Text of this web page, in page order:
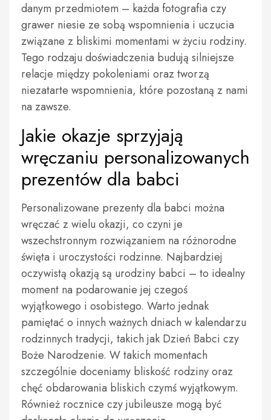
danym przedmiotem – każda fotografia czy
grawer niesie ze sobą wspomnienia i uczucia
związane z bliskimi momentami w życiu rodziny.
Tego rodzaju doświadczenia budują silniejsze
relacje między pokoleniami oraz tworzą
niezatarte wspomnienia, które pozostaną z nami
na zawsze.
Jakie okazje sprzyjają
wręczaniu personalizowanych
prezentów dla babci
Personalizowane prezenty dla babci można
wręczać z wielu okazji, co czyni je
wszechstronnym rozwiązaniem na różnorodne
święta i uroczystości rodzinne. Najbardziej
oczywistą okazją są urodziny babci – to idealny
moment na podarowanie jej czegoś
wyjątkowego i osobistego. Warto jednak
pamiętać o innych ważnych dniach w kalendarzu
rodzinnych tradycji, takich jak Dzień Babci czy
Boże Narodzenie. W takich momentach
szczególnie doceniamy bliskość rodziny oraz
chęć obdarowania bliskich czymś wyjątkowym.
Również rocznice czy jubileusze mogą być